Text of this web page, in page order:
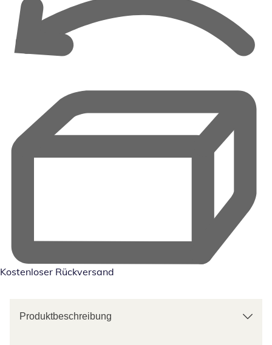
Kostenloser Rückversand
Produktbeschreibung